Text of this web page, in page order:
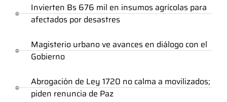
Invierten Bs 676 mil en insumos agrícolas para
afectados por desastres
Magisterio urbano ve avances en diálogo con el
Gobierno
Abrogación de Ley 1720 no calma a movilizados;
piden renuncia de Paz